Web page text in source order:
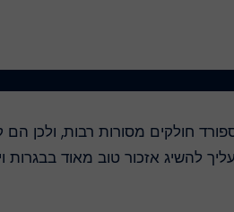
חולקים מסורות רבות, ולכן
להשיג אזכור טוב מאוד